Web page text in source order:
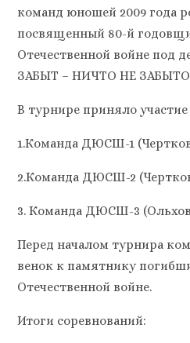
команд юношей 2009 года
посвященный 80-й
Отечественной войне под
ЗАБЫТ – НИЧТО НЕ
В турнире приняло
1.Команда ДЮСШ-1
2.Команда ДЮСШ-2
3. Команда ДЮСШ-3
Перед началом турнира
венок к памятнику
Отечественной войне.
Итоги соревнований: